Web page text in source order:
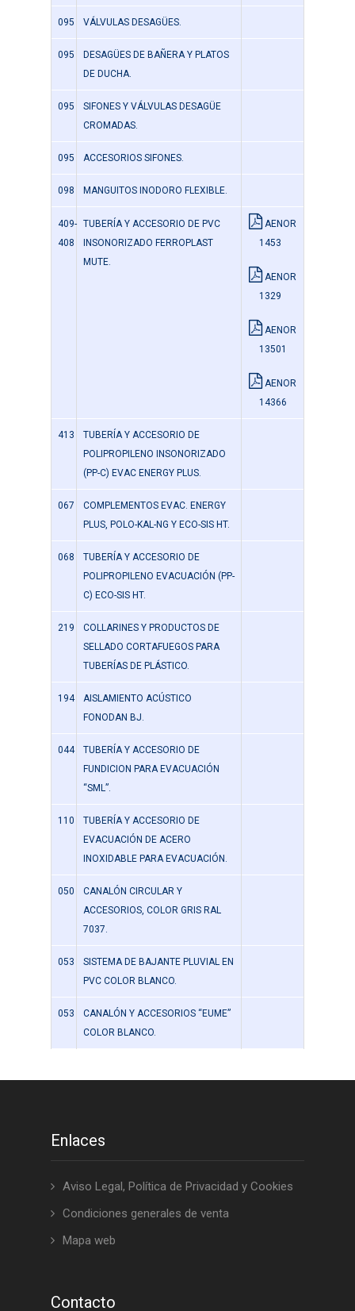
095 VÁLVULAS DESAGÜES.
095
DESAGÜES DE BAÑERA Y PLATOS
DE DUCHA.
095
SIFONES Y VÁLVULAS DESAGÜE
CROMADAS.
095 ACCESORIOS SIFONES.
098 MANGUITOS INODORO FLEXIBLE.
409-
408
TUBERÍA Y ACCESORIO DE PVC
INSONORIZADO FERROPLAST
MUTE.
AENOR
1453
AENOR
1329
AENOR
13501
AENOR
14366
413
TUBERÍA Y ACCESORIO DE
POLIPROPILENO INSONORIZADO
(PP-C) EVAC ENERGY PLUS.
067
COMPLEMENTOS EVAC. ENERGY
PLUS, POLO-KAL-NG Y ECO-SIS HT.
068
TUBERÍA Y ACCESORIO DE
POLIPROPILENO EVACUACIÓN (PP-
C) ECO-SIS HT.
219
COLLARINES Y PRODUCTOS DE
SELLADO CORTAFUEGOS PARA
TUBERÍAS DE PLÁSTICO.
194
AISLAMIENTO ACÚSTICO
FONODAN BJ.
044
TUBERÍA Y ACCESORIO DE
FUNDICION PARA EVACUACIÓN
“SML”.
110
TUBERÍA Y ACCESORIO DE
EVACUACIÓN DE ACERO
INOXIDABLE PARA EVACUACIÓN.
050
CANALÓN CIRCULAR Y
ACCESORIOS, COLOR GRIS RAL
7037.
053
SISTEMA DE BAJANTE PLUVIAL EN
PVC COLOR BLANCO.
053
CANALÓN Y ACCESORIOS “EUME”
COLOR BLANCO.
Enlaces
Aviso Legal, Política de Privacidad y Cookies
Condiciones generales de venta
Mapa web
Contacto